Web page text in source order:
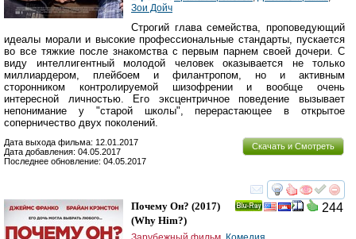
Зои Дойч
Строгий глава семейства, проповедующий
идеалы морали и высокие профессиональные стандарты, пускается
во все тяжкие после знакомства с первым парнем своей дочери. С
виду интеллигентный молодой человек оказывается не только
миллиардером, плейбоем и филантропом, но и активным
сторонником контролируемой шизофрении и вообще очень
интересной личностью. Его эксцентричное поведение вызывает
непонимание у "старой школы", перерастающее в открытое
соперничество двух поколений.
Скачать и Смотреть
Дата выхода фильма: 12.01.2017
Дата добавления: 04.05.2017
Последнее обновление: 04.05.2017
смотреть
244
Почему Он? (2017)
(Why Him?)